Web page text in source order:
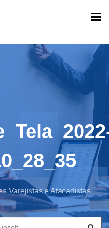
Varejistas e Atacadistas